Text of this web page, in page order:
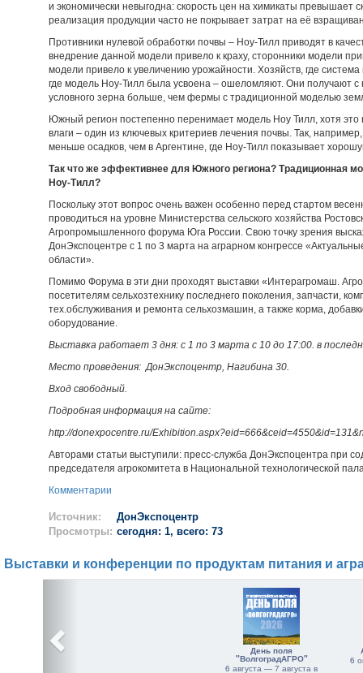
и экономически невыгодна: скорость цен на химикаты превышает
реализация продукции часто не покрывает затрат на её
Противники нулевой обработки почвы – Ноу-Тилл приводят в
внедрение данной модели привело к краху, сторонники модели
модели привело к увеличению урожайности. Хозяйств, где
где модель Ноу-Тилл была усвоена – ошеломляют. Они получают с
условного зерна больше, чем фермы с традиционной моделью
Южный регион постепенно перенимает модель Ноу Тилл, хотя это
влаги – один из ключевых критериев лечения почвы. Так,
меньше осадков, чем в Аргентине, где Ноу-Тилл показывает
Так что же эффективнее для Южного региона? Традиционная
Ноу-Тилл?
Поскольку этот вопрос очень важен особенно перед стартом
проводиться на уровне Министерства сельского хозяйства
Агропромышленного форума Юга России. Свою точку зрения
ДонЭкспоцентре с 1 по 3 марта на аграрном конгрессе
области».
Помимо Форума в эти дни проходят выставки «Интерагромаш.
посетителям сельхозтехнику последнего поколения, запчасти,
тех.обслуживания и ремонта сельхозмашин, а также корма,
оборудование.
Выставка работает 3 дня: с 1 по 3 марта с 10 до 17:00. в
Место проведения: ДонЭкспоцентр, Нагибина 30.
Вход свободный.
Подробная информация на сайте:
http://donexpocentre.ru/
Авторами статьи выступили: пресс-служба ДонЭкспоцентра при
председателя агрокомитета в Национальной технологической
Комментарии
Источник:
ДонЭкспоцентр
Просмотры: сегодня: 1, всего: 73
Выставки и конференции по продуктам питания и
День поля
"ВолгоградАГРО"
6 августа — 7 августа в
6